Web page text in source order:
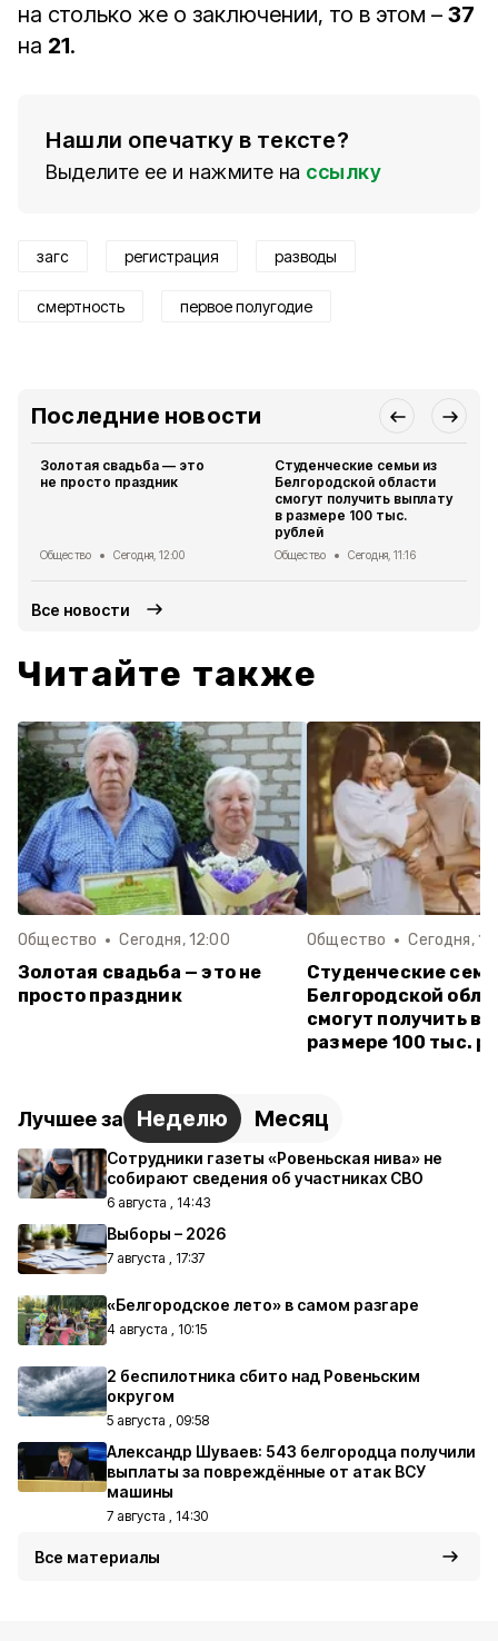
на столько же о заключении, то в этом – 37
на 21.
Нашли опечатку в тексте?
Выделите ее и нажмите на ссылку
загс регистрация разводы
смертность первое полугодие
Последние новости
Золотая свадьба — это
не просто праздник
Общество Сегодня, 12:00
Студенческие семьи из
Белгородской области
смогут получить выплату
в размере 100 тыс.
рублей
Общество Сегодня, 11:16
Все новости
Читайте также
Общество Сегодня, 12:00
Золотая свадьба — это не
просто праздник
Общество Сегодня,
Студенческие
Белгородской
смогут получить
размере 100 тыс.
Лучшее за Неделю Месяц
Сотрудники газеты «Ровеньская нива» не
собирают сведения об участниках СВО
6 августа , 14:43
Выборы – 2026
7 августа , 17:37
«Белгородское лето» в самом разгаре
4 августа , 10:15
2 беспилотника сбито над Ровеньским
округом
5 августа , 09:58
Александр Шуваев: 543 белгородца получили
выплаты за повреждённые от атак ВСУ
машины
7 августа , 14:30
Все материалы